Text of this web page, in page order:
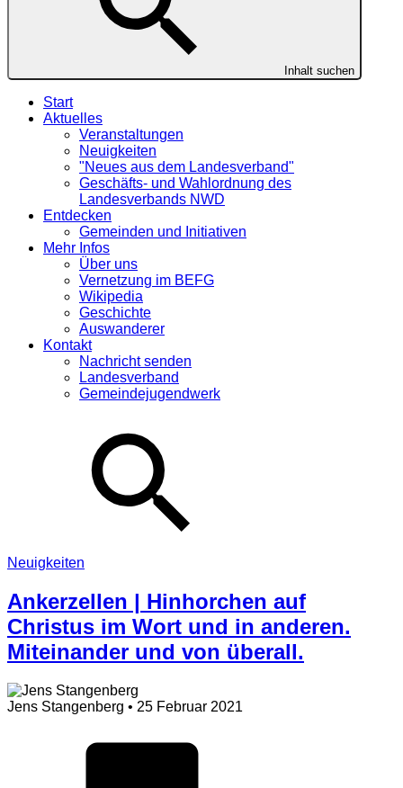
Inhalt suchen
Start
Aktuelles
Veranstaltungen
Neuigkeiten
"Neues aus dem Landesverband"
Geschäfts- und Wahlordnung des
Landesverbands NWD
Entdecken
Gemeinden und Initiativen
Mehr Infos
Über uns
Vernetzung im BEFG
Wikipedia
Geschichte
Auswanderer
Kontakt
Nachricht senden
Landesverband
Gemeindejugendwerk
Neuigkeiten
Ankerzellen | Hinhorchen auf
Christus im Wort und in anderen.
Miteinander und von überall.
Jens Stangenberg • 25 Februar 2021